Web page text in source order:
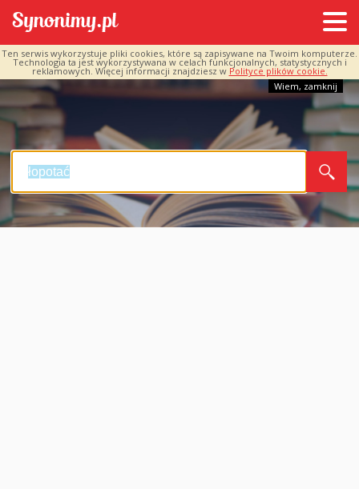
Ten serwis wykorzystuje pliki cookies, które są zapisywane na Twoim komputerze.
Technologia ta jest wykorzystywana w celach funkcjonalnych, statystycznych i
reklamowych. Więcej informacji znajdziesz w Polityce plików cookie.
Wiem, zamknij